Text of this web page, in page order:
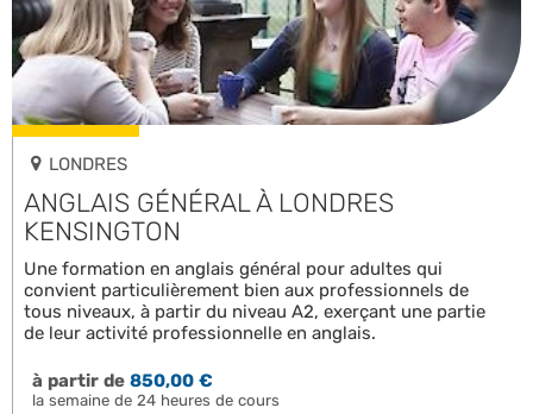
LONDRES
ANGLAIS GÉNÉRAL À LONDRES
KENSINGTON
Une formation en anglais général pour adultes qui
convient particulièrement bien aux professionnels de
tous niveaux, à partir du niveau A2, exerçant une partie
de leur activité professionnelle en anglais.
à partir de850,00 €
la semaine de 24 heures de cours